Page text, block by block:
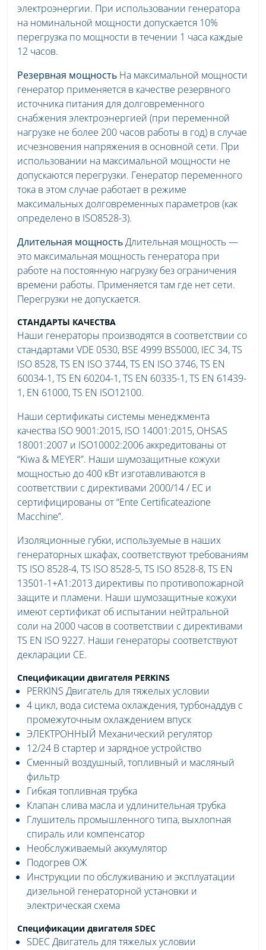
электроэнергии. При использовании генератора
на номинальной мощности допускается 10%
перегрузка по мощности в течении 1 часа каждые
12 часов.
Резервная мощность На максимальной мощности
генератор применяется в качестве резервного
источника питания для долговременного
снабжения электроэнергией (при переменной
нагрузке не более 200 часов работы в год) в случае
исчезновения напряжения в основной сети. При
использовании на максимальной мощности не
допускаются перегрузки. Генератор переменного
тока в этом случае работает в режиме
максимальных долговременных параметров (как
определено в ISO8528-3).
Длительная мощностьДлительная мощность —
это максимальная мощность генератора при
работе на постоянную нагрузку без ограничения
времени работы. Применяется там где нет сети.
Перегрузки не допускается.
СТАНДАРТЫ КАЧЕСТВА
Наши генераторы производятся в соответствии со
стандартами VDE 0530, BSE 4999 BS5000, IEC 34, TS
ISO 8528, TS EN ISO 3744, TS EN ISO 3746, TS EN
60034-1, TS EN 60204-1, TS EN 60335-1, TS EN 61439-
1, EN 61000, TS EN ISO12100.
Наши сертификаты системы менеджмента
качества ISO 9001:2015, ISO 14001:2015, OHSAS
18001:2007 и ISO10002:2006 аккредитованы от
“Kiwa & MEYER”. Наши шумозащитные кожухи
мощностью до 400 кВт изготавливаются в
соответствии с директивами 2000/14 / EC и
сертифицированы от “Ente Certificateazione
Macchine”.
Изоляционные губки, используемые в наших
генераторных шкафах, соответствуют требованиям
TS ISO 8528-4, TS ISO 8528-5, TS ISO 8528-8, TS EN
13501-1+A1:2013 директивы по противопожарной
защите и пламени. Наши шумозащитные кожухи
имеют сертификат об испытании нейтральной
соли на 2000 часов в соответствии с директивами
TS EN ISO 9227. Наши генераторы соответствуют
декларации CE.
Спецификации двигателя PERKINS
PERKINS Двигатель для тяжелых условии
4 цикл, вода система охлаждения, турбонаддув с
промежуточным охлаждением впуск
ЭЛЕКТРОННЫЙ Механический регулятор
12/24 В стартер и зарядное устройство
Сменный воздушный, топливный и масляный
фильтр
Гибкая топливная трубка
Клапан слива масла и удлинительная трубка
Глушитель промышленного типа, выхлопная
спираль или компенсатор
Необслуживаемый аккумулятор
Подогрев ОЖ
Инструкции по обслуживанию и эксплуатации
дизельной генераторной установки и
электрическая схема
Спецификации двигателя SDEC
SDEC Двигатель для тяжелых условии